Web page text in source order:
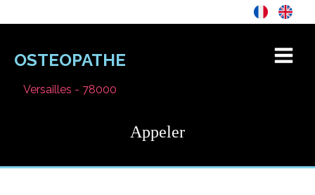
OSTEOPATHE
Versailles - 78000
Appeler